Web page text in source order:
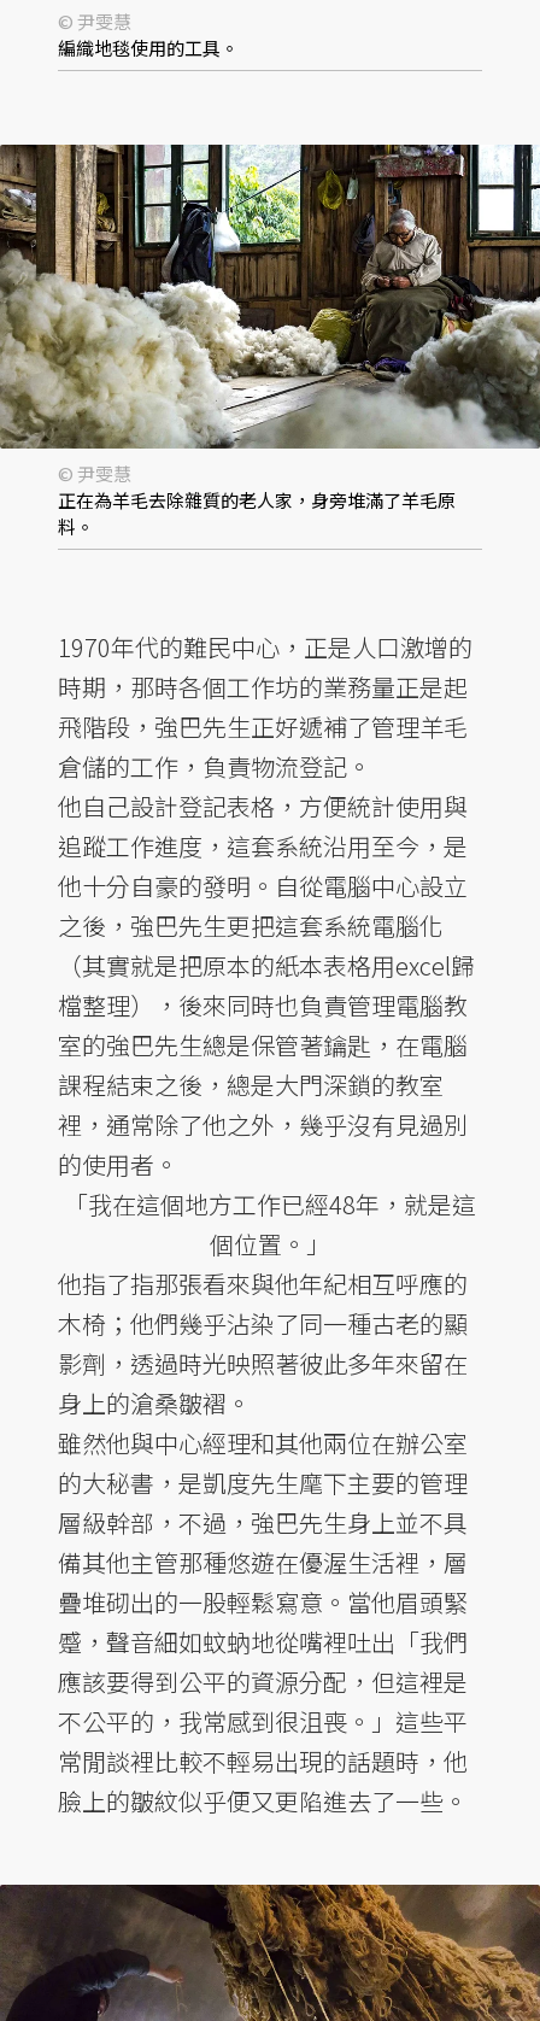
© 尹雯慧
編織地毯使用的工具。
© 尹雯慧
正在為羊毛去除雜質的老人家，身旁堆滿了羊毛原
料。
1970年代的難民中心，正是人口激增的
時期，那時各個工作坊的業務量正是起
飛階段，強巴先生正好遞補了管理羊毛
倉儲的工作，負責物流登記。
他自己設計登記表格，方便統計使用與
追蹤工作進度，這套系統沿用至今，是
他十分自豪的發明。自從電腦中心設立
之後，強巴先生更把這套系統電腦化
（其實就是把原本的紙本表格用excel歸
檔整理），後來同時也負責管理電腦教
室的強巴先生總是保管著鑰匙，在電腦
課程結束之後，總是大門深鎖的教室
裡，通常除了他之外，幾乎沒有見過別
的使用者。
「我在這個地方工作已經48年，就是這
個位置。」
他指了指那張看來與他年紀相互呼應的
木椅；他們幾乎沾染了同一種古老的顯
影劑，透過時光映照著彼此多年來留在
身上的滄桑皺褶。
雖然他與中心經理和其他兩位在辦公室
的大秘書，是凱度先生麾下主要的管理
層級幹部，不過，強巴先生身上並不具
備其他主管那種悠遊在優渥生活裡，層
疊堆砌出的一股輕鬆寫意。當他眉頭緊
蹙，聲音細如蚊蚋地從嘴裡吐出「我們
應該要得到公平的資源分配，但這裡是
不公平的，我常感到很沮喪。」這些平
常閒談裡比較不輕易出現的話題時，他
臉上的皺紋似乎便又更陷進去了一些。